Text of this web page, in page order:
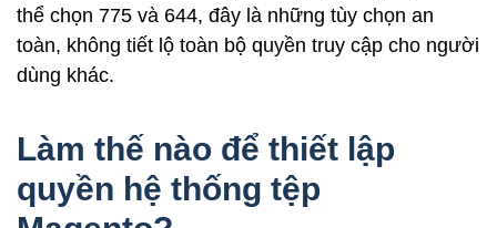
thể chọn 775 và 644, đây là những tùy chọn an
toàn, không tiết lộ toàn bộ quyền truy cập cho người
dùng khác.
Làm thế nào để thiết lập
quyền hệ thống tệp